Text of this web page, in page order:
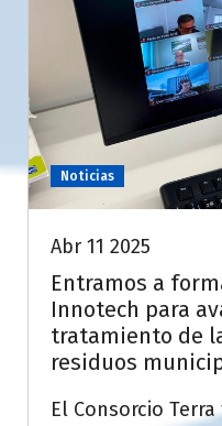
Noticias
Abr 11 2025
Entramos a
Innotech para
tratamiento de
residuos
El Consorcio